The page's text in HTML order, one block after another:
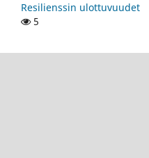
Resilienssin ulottuvuudet
5